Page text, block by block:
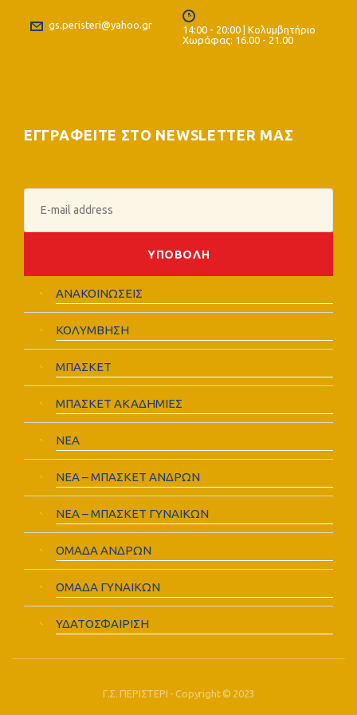
gs.peristeri@yahoo.gr
14:00 - 20:00 | Κολυμβητήριο
Χωράφας: 16.00 - 21.00
ΕΓΓΡΑΦΕΙΤΕ ΣΤΟ NEWSLETTER ΜΑΣ
ΑΝΑΚΟΙΝΩΣΕΙΣ
ΚΟΛΥΜΒΗΣΗ
ΜΠΑΣΚΕΤ
ΜΠΑΣΚΕΤ ΑΚΑΔΗΜΙΕΣ
ΝΕΑ
ΝΕΑ – ΜΠΑΣΚΕΤ ΑΝΔΡΩΝ
ΝΕΑ – ΜΠΑΣΚΕΤ ΓΥΝΑΙΚΩΝ
ΟΜΑΔΑ ΑΝΔΡΩΝ
ΟΜΑΔΑ ΓΥΝΑΙΚΩΝ
ΥΔΑΤΟΣΦΑΙΡΙΣΗ
Γ.Σ. ΠΕΡΙΣΤΕΡΙ - Copyright © 2023